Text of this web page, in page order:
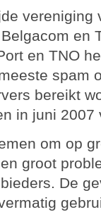
en
en TNO
spam
bereikt
in juni 2007
om op
groot
De